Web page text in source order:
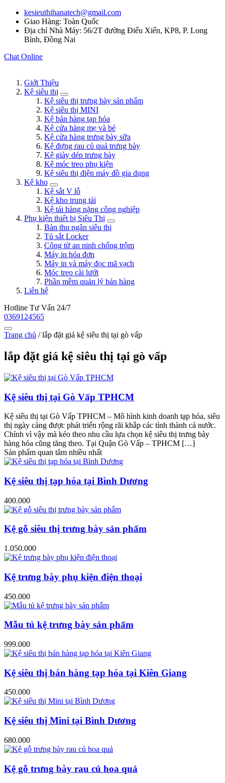
kesieuthihanatech@gmail.com
Giao Hàng: Toàn Quốc
Địa chỉ Nhà Máy: 56/2T đường Điểu Xiển, KP8, P. Long
Bình, Đồng Nai
Chat Online
Giới Thiệu
Kệ siêu thị
Kệ siêu thị trưng bày sản phẩm
Kệ siêu thị MINI
Kệ bán hàng tạp hóa
Kệ cửa hàng mẹ và bé
Kệ cửa hàng trưng bày sữa
Kệ đựng rau củ quả trưng bày
Kệ giày dép trưng bày
Kệ móc treo phụ kiện
Kệ siêu thị điện máy đồ gia dụng
Kệ kho
Kệ sắt V lỗ
Kệ kho trung tải
Kệ tải hàng nặng công nghiệp
Phụ kiện thiết bị Siêu Thị
Bàn thu ngân siêu thị
Tủ sắt Locker
Công từ an ninh chống trộm
Máy in hóa đơn
Máy in và máy đọc mã vạch
Móc treo cài lưới
Phần mềm quản lý bán hàng
Liên hệ
Hotline Tư Vấn 24/7
0369124565
Trang chủ /lắp đặt giá kệ siêu thị tại gò vấp
lắp đặt giá kệ siêu thị tại gò vấp
Kệ siêu thị tại Gò Vấp TPHCM
Kệ siêu thị tại Gò Vấp TPHCM – Mô hình kinh doanh tạp hóa, siêu
thị ngày càng được phát triển rộng rãi khắp các tỉnh thành cả nước.
Chính vì vậy mà kéo theo nhu cầu lựa chọn kệ siêu thị trưng bày
hàng hóa cũng tăng theo. Tại Quận Gò Vấp – TPHCM […]
Sản phẩm quan tâm nhiều nhất
Kệ siêu thị tạp hóa tại Bình Dương
400.000
Kệ gỗ siêu thị trưng bày sản phẩm
1.050.000
Kệ trưng bày phụ kiện điện thoại
450.000
Mẫu tủ kệ trưng bày sản phẩm
999.000
Kệ siêu thị bán hàng tạp hóa tại Kiên Giang
450.000
Kệ siêu thị Mini tại Bình Dương
680.000
Kệ gỗ trưng bày rau củ hoa quả